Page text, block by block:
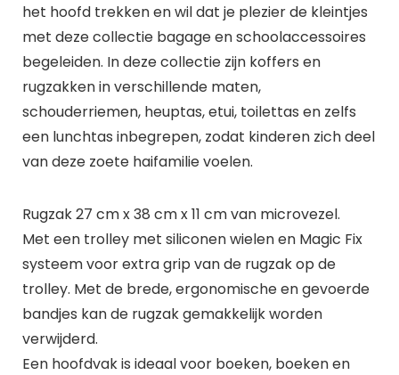
het hoofd trekken en wil dat je plezier de kleintjes
met deze collectie bagage en schoolaccessoires
begeleiden. In deze collectie zijn koffers en
rugzakken in verschillende maten,
schouderriemen, heuptas, etui, toilettas en zelfs
een lunchtas inbegrepen, zodat kinderen zich deel
van deze zoete haifamilie voelen.
Rugzak 27 cm x 38 cm x 11 cm van microvezel.
Met een trolley met siliconen wielen en Magic Fix
systeem voor extra grip van de rugzak op de
trolley. Met de brede, ergonomische en gevoerde
bandjes kan de rugzak gemakkelijk worden
verwijderd.
Een hoofdvak is ideaal voor boeken, boeken en